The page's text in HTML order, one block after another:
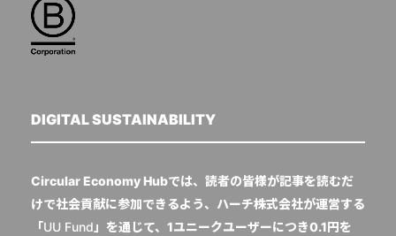
DIGITAL SUSTAINABILITY
Circular Economy Hubでは、読者の皆様が記事を読むだ
けで社会貢献に参加できるよう、ハーチ株式会社が運営する
「UU Fund」を通じて、1ユニークユーザーにつき0.1円を